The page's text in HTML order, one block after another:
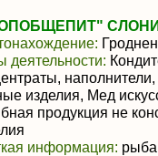
деятельности:
изделия, Мед
продукция не
информация: рыба